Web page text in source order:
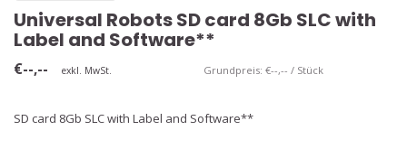
Universal Robots SD card 8Gb SLC with
Label and Software**
€--,-- exkl. MwSt. Grundpreis: €--,-- / Stück
SD card 8Gb SLC with Label and Software**